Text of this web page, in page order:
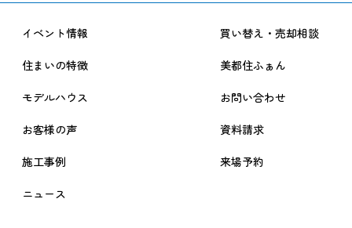
イベント情報
住まいの特徴
モデルハウス
お客様の声
施工事例
ニュース
買い替え・売却相談
美都住ふぁん
お問い合わせ
資料請求
来場予約